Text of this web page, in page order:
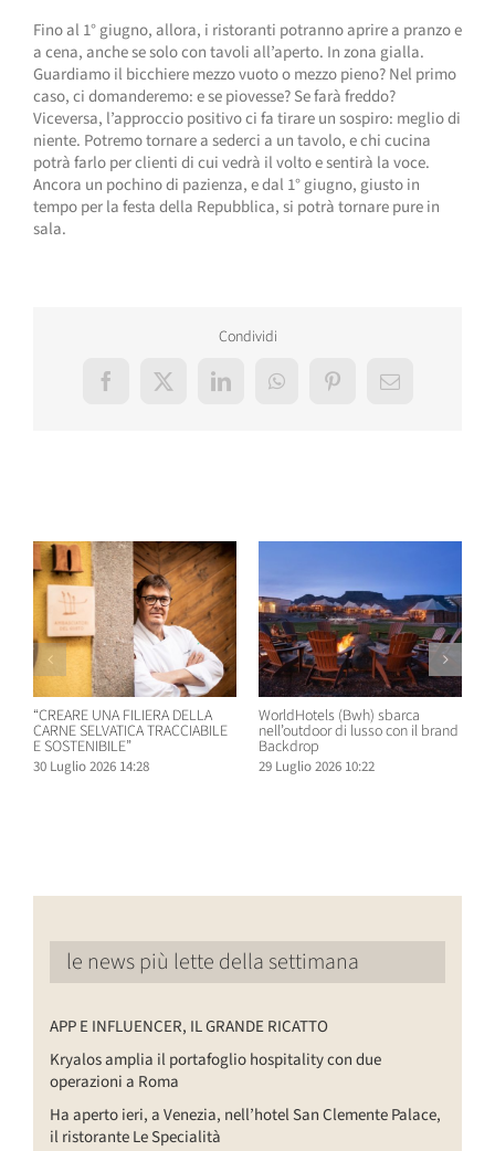
Fino al 1° giugno, allora, i ristoranti potranno aprire a pranzo e
a cena, anche se solo con tavoli all’aperto. In zona gialla.
Guardiamo il bicchiere mezzo vuoto o mezzo pieno? Nel primo
caso, ci domanderemo: e se piovesse? Se farà freddo?
Viceversa, l’approccio positivo ci fa tirare un sospiro: meglio di
niente. Potremo tornare a sederci a un tavolo, e chi cucina
potrà farlo per clienti di cui vedrà il volto e sentirà la voce.
Ancora un pochino di pazienza, e dal 1° giugno, giusto in
tempo per la festa della Repubblica, si potrà tornare pure in
sala.
Condividi
Facebook
X LinkedInWhatsAppPinterestEmail
“CREARE UNA FILIERA DELLA
CARNE SELVATICA TRACCIABILE
E SOSTENIBILE”
30 Luglio 2026 14:28
WorldHotels (Bwh) sbarca
nell’outdoor di lusso con il brand
Backdrop
29 Luglio 2026 10:22
le news più lette della settimana
APP E INFLUENCER, IL GRANDE RICATTO
Kryalos amplia il portafoglio hospitality con due
operazioni a Roma
Ha aperto ieri, a Venezia, nell’hotel San Clemente Palace,
il ristorante Le Specialità